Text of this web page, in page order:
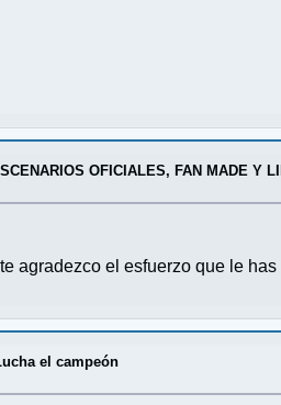
OFICIALES, FAN MADE Y
agradezco el esfuerzo que le has
el campeón